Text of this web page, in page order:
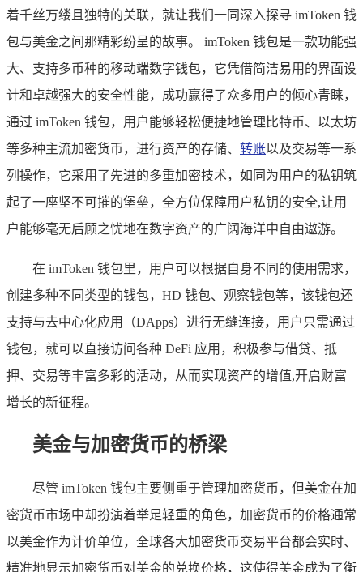
着千丝万缕且独特的关联，就让我们一同深入探寻 imToken 钱
包与美金之间那精彩纷呈的故事。 imToken 钱包是一款功能强
大、支持多币种的移动端数字钱包，它凭借简洁易用的界面设
计和卓越强大的安全性能，成功赢得了众多用户的倾心青睐，
通过 imToken 钱包，用户能够轻松便捷地管理比特币、以太坊
等多种主流加密货币，进行资产的存储、 转账以及交易等一系
列操作，它采用了先进的多重加密技术，如同为用户的私钥筑
起了一座坚不可摧的堡垒，全方位保障用户私钥的安全,让用
户能够毫无后顾之忧地在数字资产的广阔海洋中自由遨游。
在 imToken 钱包里，用户可以根据自身不同的使用需求，
创建多种不同类型的钱包，HD 钱包、观察钱包等，该钱包还
支持与去中心化应用（DApps）进行无缝连接，用户只需通过
钱包，就可以直接访问各种 DeFi 应用，积极参与借贷、抵
押、交易等丰富多彩的活动，从而实现资产的增值,开启财富
增长的新征程。
美金与加密货币的桥梁
尽管 imToken 钱包主要侧重于管理加密货币，但美金在加
密货币市场中却扮演着举足轻重的角色，加密货币的价格通常
以美金作为计价单位，全球各大加密货币交易平台都会实时、
精准地显示加密货币对美金的兑换价格，这使得美金成为了衡